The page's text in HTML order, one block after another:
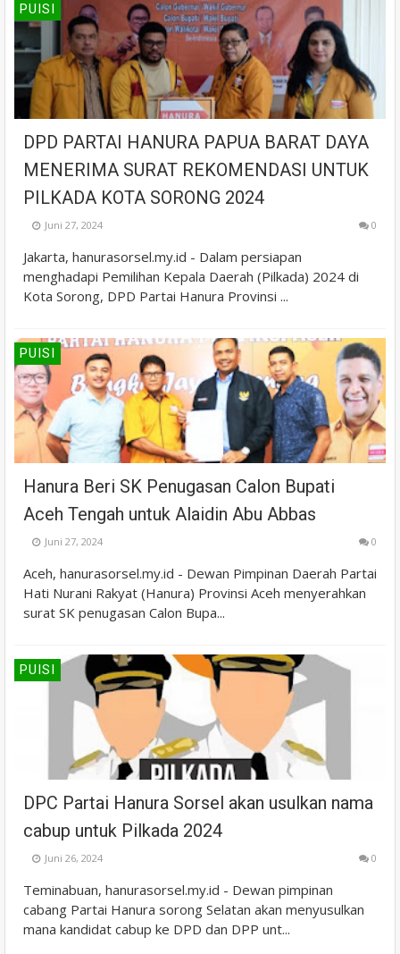
PUISI
DPD PARTAI HANURA PAPUA BARAT DAYA
MENERIMA SURAT REKOMENDASI UNTUK
PILKADA KOTA SORONG 2024
Juni 27, 2024 0
Jakarta, hanurasorsel.my.id - Dalam persiapan
menghadapi Pemilihan Kepala Daerah (Pilkada) 2024 di
Kota Sorong, DPD Partai Hanura Provinsi ...
PUISI
Hanura Beri SK Penugasan Calon Bupati
Aceh Tengah untuk Alaidin Abu Abbas
Juni 27, 2024 0
Aceh, hanurasorsel.my.id - Dewan Pimpinan Daerah Partai
Hati Nurani Rakyat (Hanura) Provinsi Aceh menyerahkan
surat SK penugasan Calon Bupa...
PUISI
DPC Partai Hanura Sorsel akan usulkan nama
cabup untuk Pilkada 2024
Juni 26, 2024 0
Teminabuan, hanurasorsel.my.id - Dewan pimpinan
cabang Partai Hanura sorong Selatan akan menyusulkan
mana kandidat cabup ke DPD dan DPP unt...